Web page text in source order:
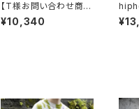
【T様お問い合わせ商
品】90s MADE IN US
A UMBRO GAME SHI
¥10,340
ee